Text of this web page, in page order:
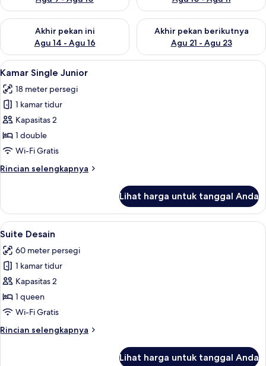
Akhir pekan ini
Agu 14 - Agu 16
Periksa ketersediaan untuk akhir pekan ini Agu 14 - Agu 16
Akhir pekan berikutnya
Agu 21 - Agu 23
Periksa ketersediaan untuk
Lihat
semua
foto
untuk
Kamar
Single
Junior
Kamar Single Junior | Seprai
9
Kamar Single Junior
18 meter persegi
1 kamar tidur
Kapasitas 2
1 double
Wi-Fi Gratis
Rincian selengkapnya
Rincian
Kamar
Single
Junior
Lihat harga untuk tanggal Anda
Lihat
semua
foto
untuk
Suite
Desain
Televisi 40-inci dengan saluran TV
14
Suite Desain
60 meter persegi
1 kamar tidur
Kapasitas 2
1 queen
Wi-Fi Gratis
Rincian selengkapnya
Rincian
Lihat harga untuk tanggal Anda